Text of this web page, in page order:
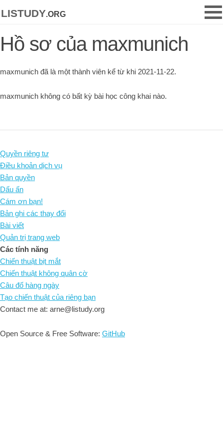
listudy.org
Hồ sơ của maxmunich
maxmunich đã là một thành viên kể từ khi 2021-11-22.
maxmunich không có bất kỳ bài học công khai nào.
Quyền riêng tư
Điều khoản dịch vụ
Bản quyền
Dấu ấn
Cám ơn bạn!
Bản ghi các thay đổi
Bài viết
Quản trị trang web
Các tính năng
Chiến thuật bịt mắt
Chiến thuật không quân cờ
Câu đố hàng ngày
Tạo chiến thuật của riêng bạn
Contact me at: arne@listudy.org
Open Source & Free Software: GitHub